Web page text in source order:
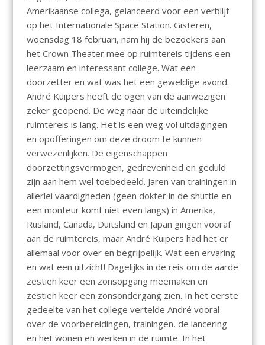
Amerikaanse collega, gelanceerd voor een verblijf
op het Internationale Space Station. Gisteren,
woensdag 18 februari, nam hij de bezoekers aan
het Crown Theater mee op ruimtereis tijdens een
leerzaam en interessant college. Wat een
doorzetter en wat was het een geweldige avond.
André Kuipers heeft de ogen van de aanwezigen
zeker geopend. De weg naar de uiteindelijke
ruimtereis is lang. Het is een weg vol uitdagingen
en opofferingen om deze droom te kunnen
verwezenlijken. De eigenschappen
doorzettingsvermogen, gedrevenheid en geduld
zijn aan hem wel toebedeeld. Jaren van trainingen in
allerlei vaardigheden (geen dokter in de shuttle en
een monteur komt niet even langs) in Amerika,
Rusland, Canada, Duitsland en Japan gingen vooraf
aan de ruimtereis, maar André Kuipers had het er
allemaal voor over en begrijpelijk. Wat een ervaring
en wat een uitzicht! Dagelijks in de reis om de aarde
zestien keer een zonsopgang meemaken en
zestien keer een zonsondergang zien. In het eerste
gedeelte van het college vertelde André vooral
over de voorbereidingen, trainingen, de lancering
en het wonen en werken in de ruimte. In het